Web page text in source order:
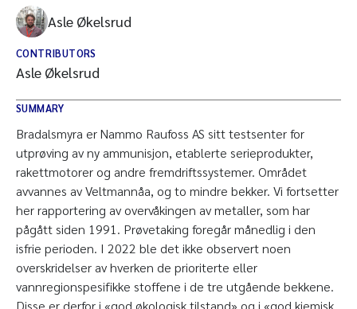
Asle Økelsrud
CONTRIBUTORS
Asle Økelsrud
SUMMARY
Bradalsmyra er Nammo Raufoss AS sitt testsenter for
utprøving av ny ammunisjon, etablerte serieprodukter,
rakettmotorer og andre fremdriftssystemer. Området
avvannes av Veltmannåa, og to mindre bekker. Vi fortsetter
her rapportering av overvåkingen av metaller, som har
pågått siden 1991. Prøvetaking foregår månedlig i den
isfrie perioden. I 2022 ble det ikke observert noen
overskridelser av hverken de prioriterte eller
vannregionspesifikke stoffene i de tre utgående bekkene.
Disse er derfor i «god økologisk tilstand» og i «god kjemisk